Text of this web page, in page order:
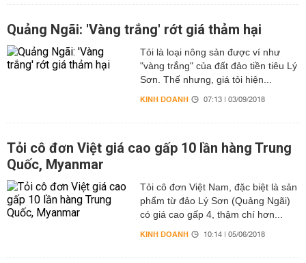
Quảng Ngãi: 'Vàng trắng' rớt giá thảm hại
Tỏi là loại nông sản được ví như
"vàng trắng" của đất đảo tiền tiêu Lý
Sơn. Thế nhưng, giá tỏi hiện...
KINH DOANH 07:13 | 03/09/2018
Tỏi cô đơn Việt giá cao gấp 10 lần hàng Trung
Quốc, Myanmar
Tỏi cô đơn Việt Nam, đặc biệt là sản
phẩm từ đảo Lý Sơn (Quảng Ngãi)
có giá cao gấp 4, thậm chí hơn...
KINH DOANH 10:14 | 05/06/2018